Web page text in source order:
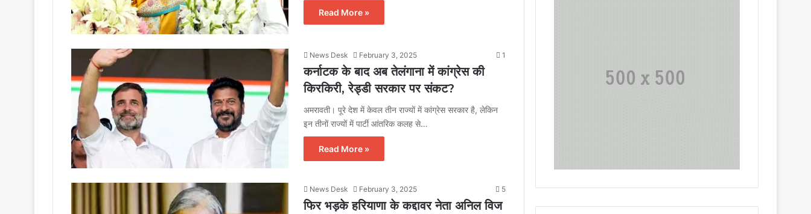
Read More »
News Desk February 3, 2025 1
कर्नाटक के बाद अब तेलंगाना में कांग्रेस की
किरकिरी, रेड्डी सरकार पर संकट?
अमरावती। पूरे देश में केवल तीन राज्यों में कांग्रेस सरकार है, लेकिन
इन तीनों राज्यों में पार्टी आंतरिक कलह से…
Read More »
News Desk February 3, 2025 5
फिर भड़के हरियाणा के कद्दावर नेता अनिल विज